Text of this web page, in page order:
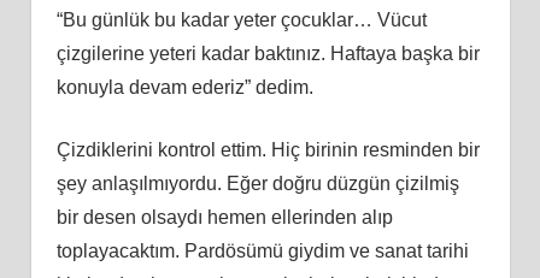
“Bu günlük bu kadar yeter çocuklar… Vücut
çizgilerine yeteri kadar baktınız. Haftaya başka bir
konuyla devam ederiz” dedim.
Çizdiklerini kontrol ettim. Hiç birinin resminden bir
şey anlaşılmıyordu. Eğer doğru düzgün çizilmiş
bir desen olsaydı hemen ellerinden alıp
toplayacaktım. Pardösümü giydim ve sanat tarihi